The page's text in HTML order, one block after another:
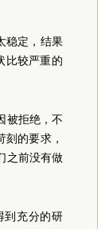
稳定，结果
比较严重的
被拒绝，不
的要求，
之前没有做
到充分的研